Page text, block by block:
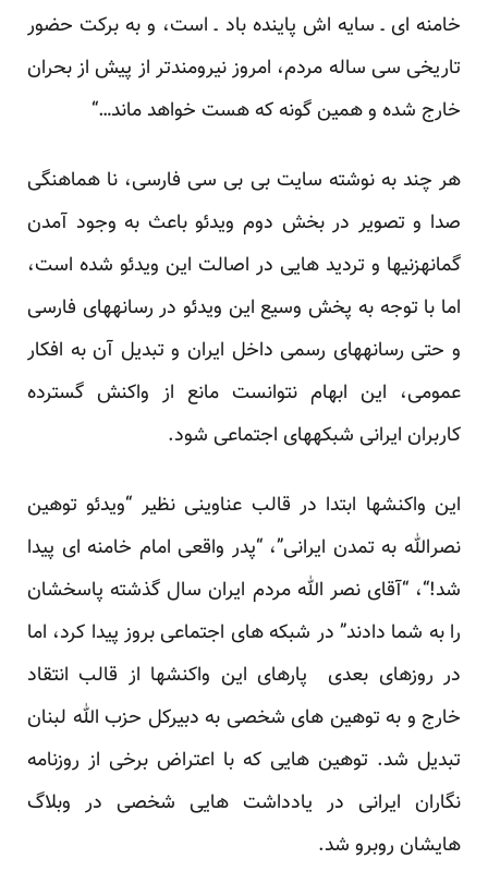
خامنه ای ـ سایه اش پاینده باد ـ است، و به برکت حضور
تاریخی سی ساله مردم، امروز نیرومندتر از پیش از بحران
خارج شده و همین گونه که هست خواهد ماند…“
هر چند به نوشته سایت بی بی سی فارسی، نا هماهنگی
صدا و تصویر در بخش دوم ویدئو باعث به وجود آمدن
گمانه­زنی­ها و تردید هایی در اصالت این ویدئو شده است،
اما با توجه به پخش وسیع این ویدئو در رسانه­های فارسی
و حتی رسانه­های رسمی داخل ایران و تبدیل آن به افکار
عمومی، این ابهام نتوانست مانع از واکنش گسترده
کاربران ایرانی شبکه­های اجتماعی شود.
این واکنش­ها ابتدا در قالب عناوینی نظیر “ویدئو توهین
نصرالله به تمدن ایرانی”، “پدر واقعی امام خامنه ای پیدا
شد!“، “آقای نصر الله مردم ایران سال گذشته پاسخشان
را به شما دادند” در شبکه های اجتماعی بروز پیدا کرد، اما
در روزهای بعدی پاره­ای این واکنش­ها از قالب انتقاد
خارج و به توهین های شخصی به دبیرکل حزب الله لبنان
تبدیل شد. توهین هایی که با اعتراض برخی از روزنامه
نگاران ایرانی در یادداشت هایی شخصی در وبلاگ
هایشان روبرو شد.